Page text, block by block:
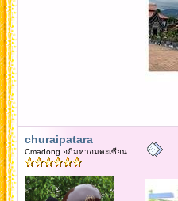
churaipatara
Cmadong อภิมหาอมตะเซียน